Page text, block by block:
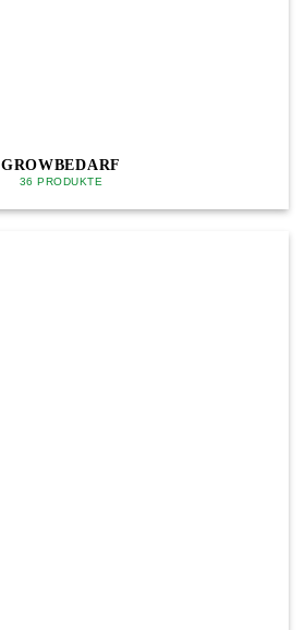
GROWBEDARF
36 PRODUKTE